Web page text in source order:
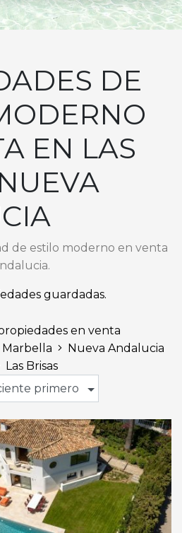
DE
EN LAS
de estilo moderno en venta
guardadas.
en venta
Marbella
Nueva Andalucia
Las Brisas
primero